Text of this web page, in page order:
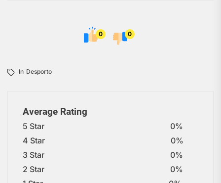
0 0
In Desporto
Average Rating
5 Star
0%
4 Star
0%
3 Star
0%
2 Star
0%